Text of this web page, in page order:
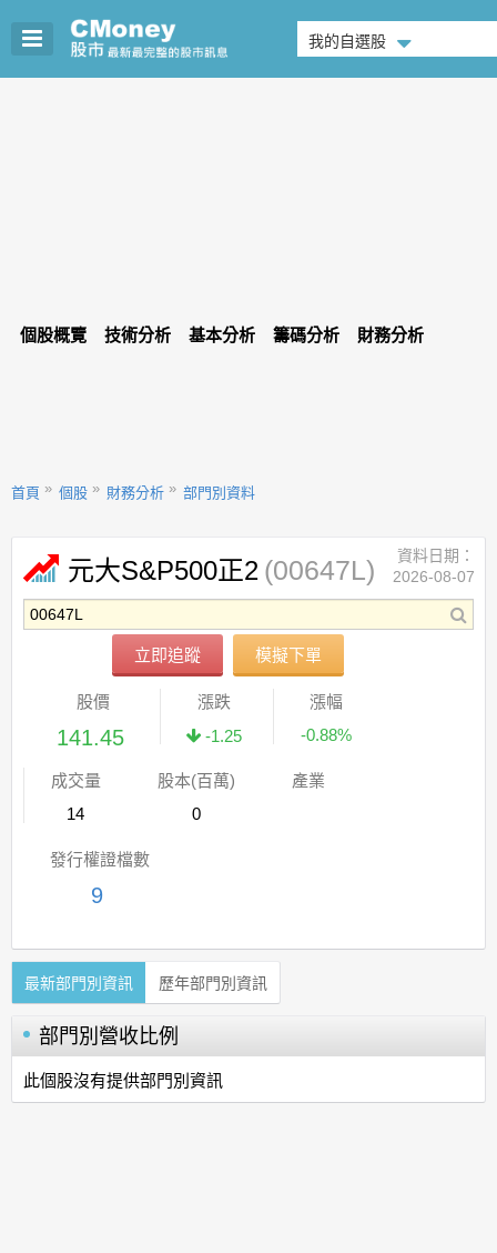
我的自選股
個股概覽 技術分析 基本分析 籌碼分析 財務分析
首頁 個股 財務分析 部門別資料
元大S&P500正2 (00647L)
立即追蹤 模擬下單
資料日期：
2026-08-07
股價
141.45
漲跌
-1.25
漲幅
-0.88%
成交量
14
股本(百萬)
0
產業
發行權證檔數
9
最新部門別資訊 歷年部門別資訊
部門別營收比例
此個股沒有提供部門別資訊